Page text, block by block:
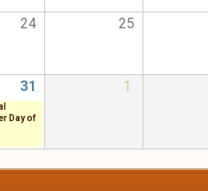
24 25
31 1
Day of